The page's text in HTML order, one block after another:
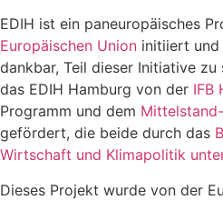
EDIH ist ein paneuropäisches
Europäischen Union initiiert
dankbar, Teil dieser Initiative zu
das EDIH Hamburg von der IFB
Programm und dem
gefördert, die beide durch das
Wirtschaft und Klimapolitik
Dieses Projekt wurde von der